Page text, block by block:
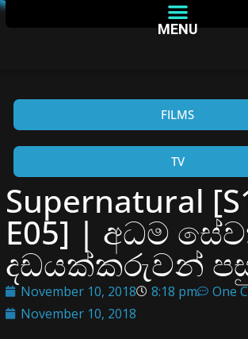
MENU
FILMS
TV
Supernatural
E05] | අධම
දඩයක්කරුවන්
November 10, 2018 8:18 pm
One
November 10, 2018